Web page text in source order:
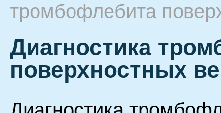
тромбофлебита
Диагностика
поверхностных